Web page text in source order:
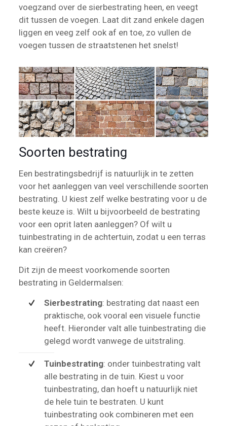
voegzand over de sierbestrating heen, en veegt
dit tussen de voegen. Laat dit zand enkele dagen
liggen en veeg zelf ook af en toe, zo vullen de
voegen tussen de straatstenen het snelst!
Soorten bestrating
Een bestratingsbedrijf is natuurlijk in te zetten
voor het aanleggen van veel verschillende soorten
bestrating. U kiest zelf welke bestrating voor u de
beste keuze is. Wilt u bijvoorbeeld de bestrating
voor een oprit laten aanleggen? Of wilt u
tuinbestrating in de achtertuin, zodat u een terras
kan creëren?
Dit zijn de meest voorkomende soorten
bestrating in Geldermalsen:
Sierbestrating: bestrating dat naast een
praktische, ook vooral een visuele functie
heeft. Hieronder valt alle tuinbestrating die
gelegd wordt vanwege de uitstraling.
Tuinbestrating: onder tuinbestrating valt
alle bestrating in de tuin. Kiest u voor
tuinbestrating, dan hoeft u natuurlijk niet
de hele tuin te bestraten. U kunt
tuinbestrating ook combineren met een